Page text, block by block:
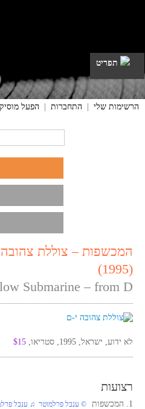
תפריט
הרשימות שלי התחברות הפעל
המכשפות – צוללת
(1995)
Submarine – from D
לא ידוע, ישראל, 1995, סטריאו, $15
רצועות
1. המכשפות © ענבל פרלמוטר ♫ ענבל